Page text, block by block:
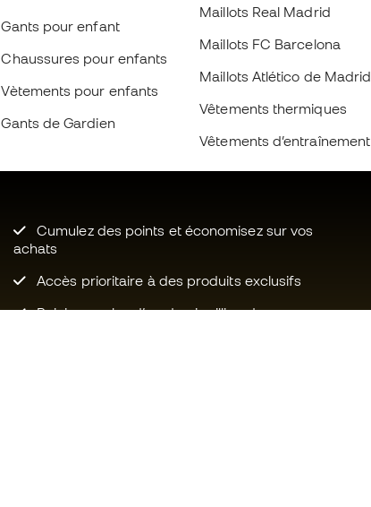
Gants pour enfant
Chaussures pour enfants
Vètements pour enfants
Gants de Gardien
Maillots Real Madrid
Maillots FC Barcelona
Maillots Atlético de Madrid
Vêtements thermiques
Vêtements d’entraînement
Cumulez des points et économisez sur vos
achats
Accès prioritaire à des produits exclusifs
Rejoignez plus d’un demi-million de